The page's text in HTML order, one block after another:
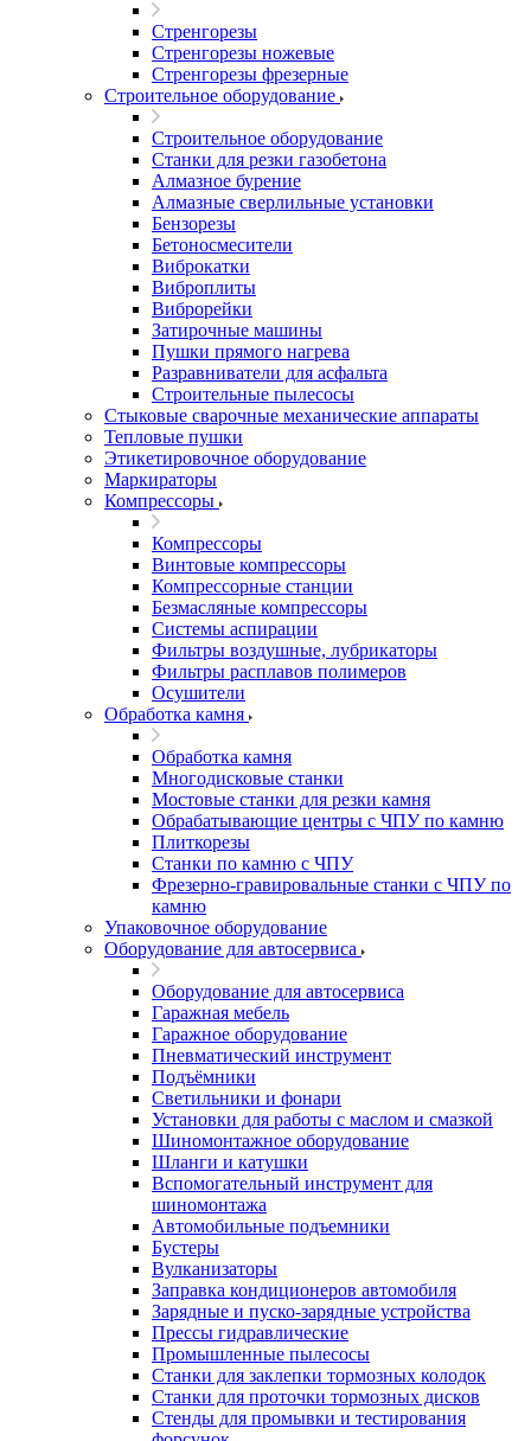
Стренгорезы
Стренгорезы ножевые
Стренгорезы фрезерные
Строительное оборудование
Строительное оборудование
Станки для резки газобетона
Алмазное бурение
Алмазные сверлильные установки
Бензорезы
Бетоносмесители
Виброкатки
Виброплиты
Виброрейки
Затирочные машины
Пушки прямого нагрева
Разравниватели для асфальта
Строительные пылесосы
Стыковые сварочные механические аппараты
Тепловые пушки
Этикетировочное оборудование
Маркираторы
Компрессоры
Компрессоры
Винтовые компрессоры
Компрессорные станции
Безмасляные компрессоры
Системы аспирации
Фильтры воздушные, лубрикаторы
Фильтры расплавов полимеров
Осушители
Обработка камня
Обработка камня
Многодисковые станки
Мостовые станки для резки камня
Обрабатывающие центры с ЧПУ по камню
Плиткорезы
Станки по камню с ЧПУ
Фрезерно-гравировальные станки с ЧПУ по
камню
Упаковочное оборудование
Оборудование для автосервиса
Оборудование для автосервиса
Гаражная мебель
Гаражное оборудование
Пневматический инструмент
Подъёмники
Светильники и фонари
Установки для работы с маслом и смазкой
Шиномонтажное оборудование
Шланги и катушки
Вспомогательный инструмент для
шиномонтажа
Автомобильные подъемники
Бустеры
Вулканизаторы
Заправка кондиционеров автомобиля
Зарядные и пуско-зарядные устройства
Прессы гидравлические
Промышленные пылесосы
Станки для заклепки тормозных колодок
Станки для проточки тормозных дисков
Стенды для промывки и тестирования